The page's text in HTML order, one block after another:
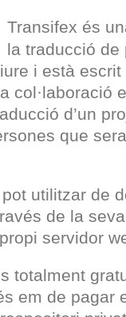
Transifex és
la traducció de
i està
col·laboració
d’un
que
utilitzar de
de la
servidor
totalment
em de pagar